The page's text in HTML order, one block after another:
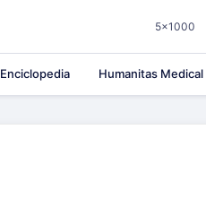
5×1000
Enciclopedia Humanitas